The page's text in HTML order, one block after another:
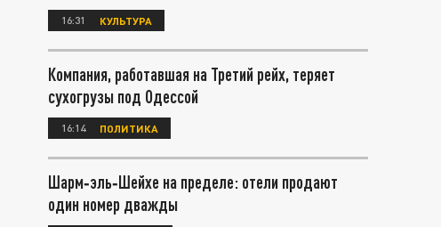
16:31 КУЛЬТУРА
Компания, работавшая на Третий рейх, теряет
сухогрузы под Одессой
16:14 ПОЛИТИКА
Шарм‑эль‑Шейхе на пределе: отели продают
один номер дважды